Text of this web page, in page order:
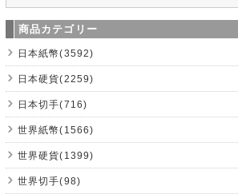
商品カテゴリー
日本紙幣(3592)
日本硬貨(2259)
日本切手(716)
世界紙幣(1566)
世界硬貨(1399)
世界切手(98)